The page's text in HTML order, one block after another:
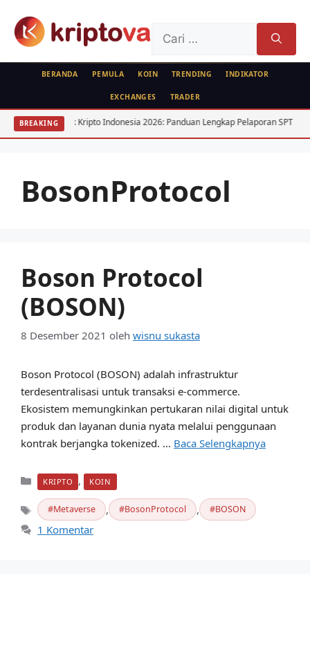
untuk:
BERANDA PEMULA KOIN TRENDING INDIKATOR
EXCHANGES TRADER
BREAKINGPajak Kripto Indonesia 2026: Panduan Lengkap Pelaporan SPT
BosonProtocol
Boson Protocol
(BOSON)
8 Desember 2021 oleh wisnu sukasta
Boson Protocol (BOSON) adalah infrastruktur
terdesentralisasi untuk transaksi e-commerce.
Ekosistem memungkinkan pertukaran nilai digital untuk
produk dan layanan dunia nyata melalui penggunaan
kontrak berjangka tokenized. … Baca Selengkapnya
Kategori
KRIPTO , KOIN
Tag Metaverse , BosonProtocol , BOSON
1 Komentar